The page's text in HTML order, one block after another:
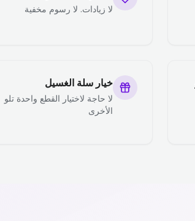
لا زيادات. لا رسوم مخفية
خيار سلة الغسيل
لا حاجة لاختيار القطع واحدة تلو
الأخرى